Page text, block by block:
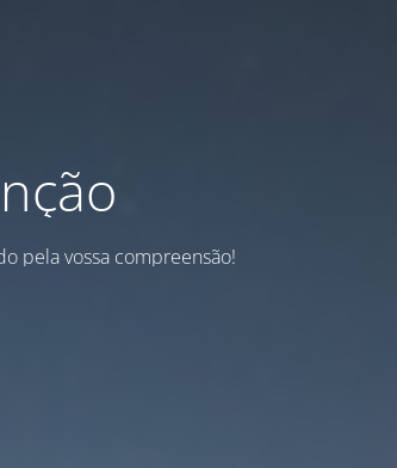
pela vossa compreensão!